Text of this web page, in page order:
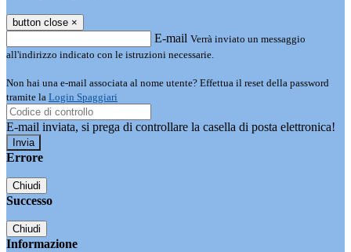
button close ×
E-mail Verrà inviato un messaggio
all'indirizzo indicato con le istruzioni necessarie.
Non hai una e-mail associata al nome utente? Effettua il reset della password
tramite la Login Spaggiari
E-mail inviata, si prega di controllare la casella di posta elettronica!
Errore
Chiudi
Successo
Chiudi
Informazione